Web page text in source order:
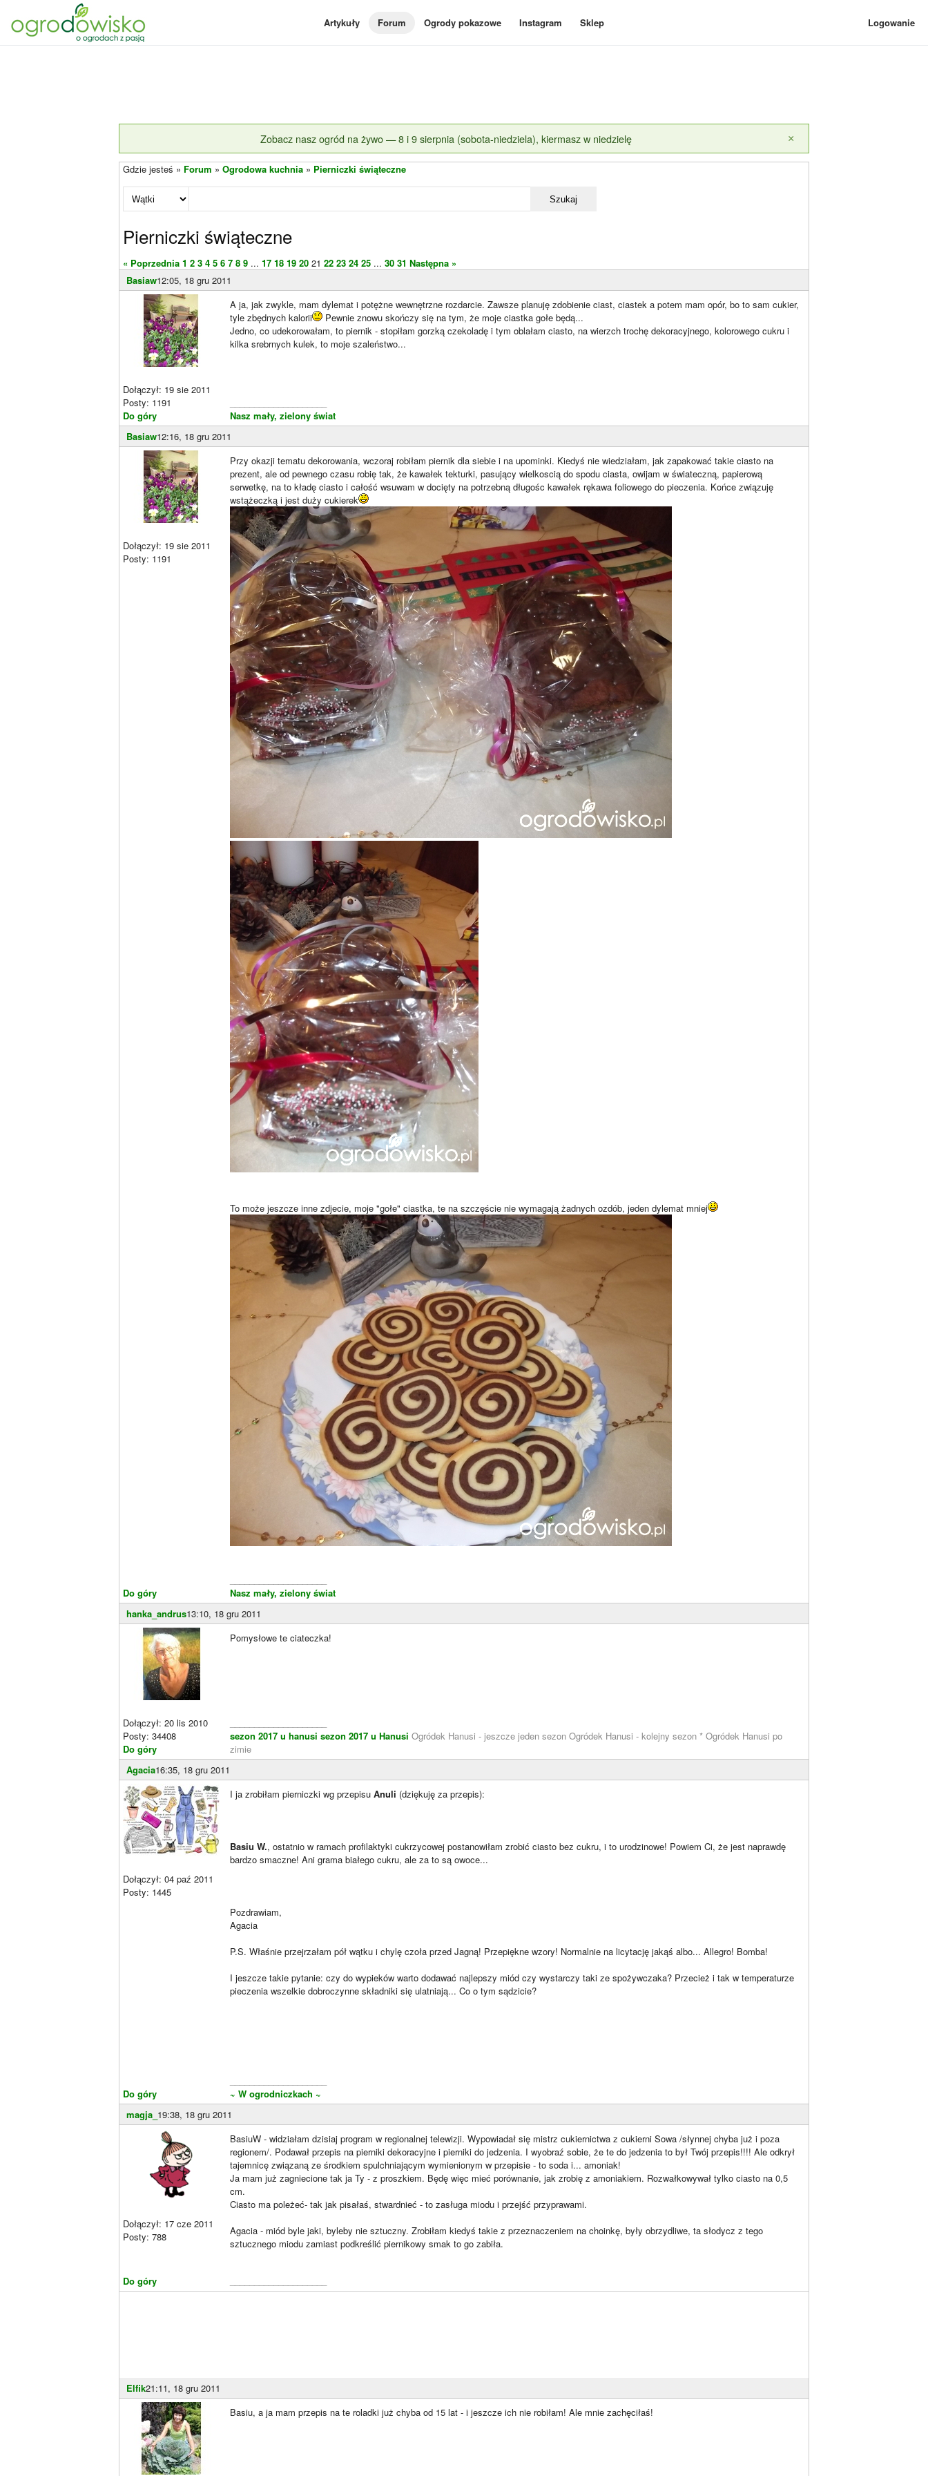
Artykuły Forum Ogrody pokazowe Instagram Sklep Logowanie
Zobacz nasz ogród na żywo — 8 i 9 sierpnia (sobota-niedziela), kiermasz w niedzielę ×
Gdzie jesteś » Forum » Ogrodowa kuchnia » Pierniczki świąteczne
Szukaj
Pierniczki świąteczne
« Poprzednia 1 2 3 4 5 6 7 8 9 ... 17 18 19 20 21 22 23 24 25 ... 30 31 Następna »
Basiaw12:05, 18 gru 2011
Dołączył: 19 sie 2011
Posty: 1191
Do góry
A ja, jak zwykle, mam dylemat i potężne wewnętrzne rozdarcie. Zawsze planuję zdobienie ciast, ciastek a potem mam opór, bo to sam cukier,
tyle zbędnych kalorii
Pewnie znowu skończy się na tym, że moje ciastka gołe będą...
Jedno, co udekorowałam, to piernik - stopiłam gorzką czekoladę i tym oblałam ciasto, na wierzch trochę dekoracyjnego, kolorowego cukru i
kilka srebrnych kulek, to moje szaleństwo...
Nasz mały, zielony świat
Basiaw12:16, 18 gru 2011
Dołączył: 19 sie 2011
Posty: 1191
Do góry
Przy okazji tematu dekorowania, wczoraj robiłam piernik dla siebie i na upominki. Kiedyś nie wiedziałam, jak zapakować takie ciasto na
prezent, ale od pewnego czasu robię tak, że kawałek tekturki, pasujący wielkoscią do spodu ciasta, owijam w świateczną, papierową
serwetkę, na to kładę ciasto i całość wsuwam w docięty na potrzebną długośc kawałek rękawa foliowego do pieczenia. Końce związuję
wstążeczką i jest duży cukierek
To może jeszcze inne zdjecie, moje "gołe" ciastka, te na szczęście nie wymagają żadnych ozdób, jeden dylemat mniej
Nasz mały, zielony świat
hanka_andrus13:10, 18 gru 2011
Dołączył: 20 lis 2010
Posty: 34408
Do góry
Pomysłowe te ciateczka!
sezon 2017 u hanusi sezon 2017 u Hanusi Ogródek Hanusi - jeszcze jeden sezon Ogródek Hanusi - kolejny sezon * Ogródek Hanusi po
zimie
Agacia16:35, 18 gru 2011
Dołączył: 04 paź 2011
Posty: 1445
Do góry
I ja zrobiłam pierniczki wg przepisu Anuli (dziękuję za przepis):
Basiu W., ostatnio w ramach profilaktyki cukrzycowej postanowiłam zrobić ciasto bez cukru, i to urodzinowe! Powiem Ci, że jest naprawdę
bardzo smaczne! Ani grama białego cukru, ale za to są owoce...
Pozdrawiam,
Agacia
P.S. Właśnie przejrzałam pół wątku i chylę czoła przed Jagną! Przepiękne wzory! Normalnie na licytację jakąś albo... Allegro! Bomba!
I jeszcze takie pytanie: czy do wypieków warto dodawać najlepszy miód czy wystarczy taki ze spożywczaka? Przecież i tak w temperaturze
pieczenia wszelkie dobroczynne składniki się ulatniają... Co o tym sądzicie?
~ W ogrodniczkach ~
magja_ 19:38, 18 gru 2011
Dołączył: 17 cze 2011
Posty: 788
Do góry
BasiuW - widziałam dzisiaj program w regionalnej telewizji. Wypowiadał się mistrz cukiernictwa z cukierni Sowa /słynnej chyba już i poza
regionem/. Podawał przepis na pierniki dekoracyjne i pierniki do jedzenia. I wyobraź sobie, że te do jedzenia to był Twój przepis!!!! Ale odkrył
tajemnicę związaną ze środkiem spulchniającym wymienionym w przepisie - to soda i... amoniak!
Ja mam już zagniecione tak ja Ty - z proszkiem. Będę więc mieć porównanie, jak zrobię z amoniakiem. Rozwałkowywał tylko ciasto na 0,5
cm.
Ciasto ma poleżeć- tak jak pisałaś, stwardnieć - to zasługa miodu i przejść przyprawami.
Agacia - miód byle jaki, byleby nie sztuczny. Zrobiłam kiedyś takie z przeznaczeniem na choinkę, były obrzydliwe, ta słodycz z tego
sztucznego miodu zamiast podkreślić piernikowy smak to go zabiła.
Elfik21:11, 18 gru 2011
Basiu, a ja mam przepis na te roladki już chyba od 15 lat - i jeszcze ich nie robiłam! Ale mnie zachęciłaś!